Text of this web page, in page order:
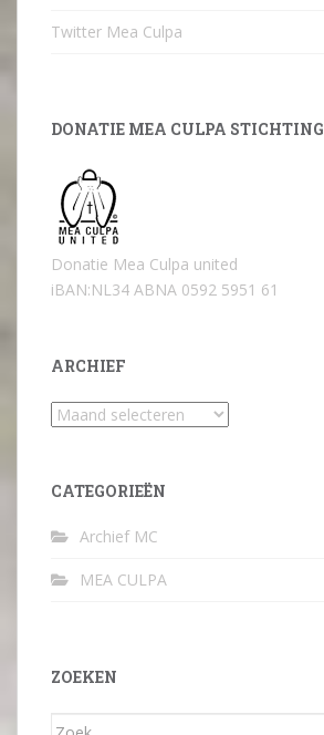
Twitter Mea Culpa
DONATIE MEA CULPA STICHTING
Donatie Mea Culpa united
iBAN:NL34 ABNA 0592 5951 61
ARCHIEF
Archief
CATEGORIEËN
Archief MC
MEA CULPA
ZOEKEN
Zoek